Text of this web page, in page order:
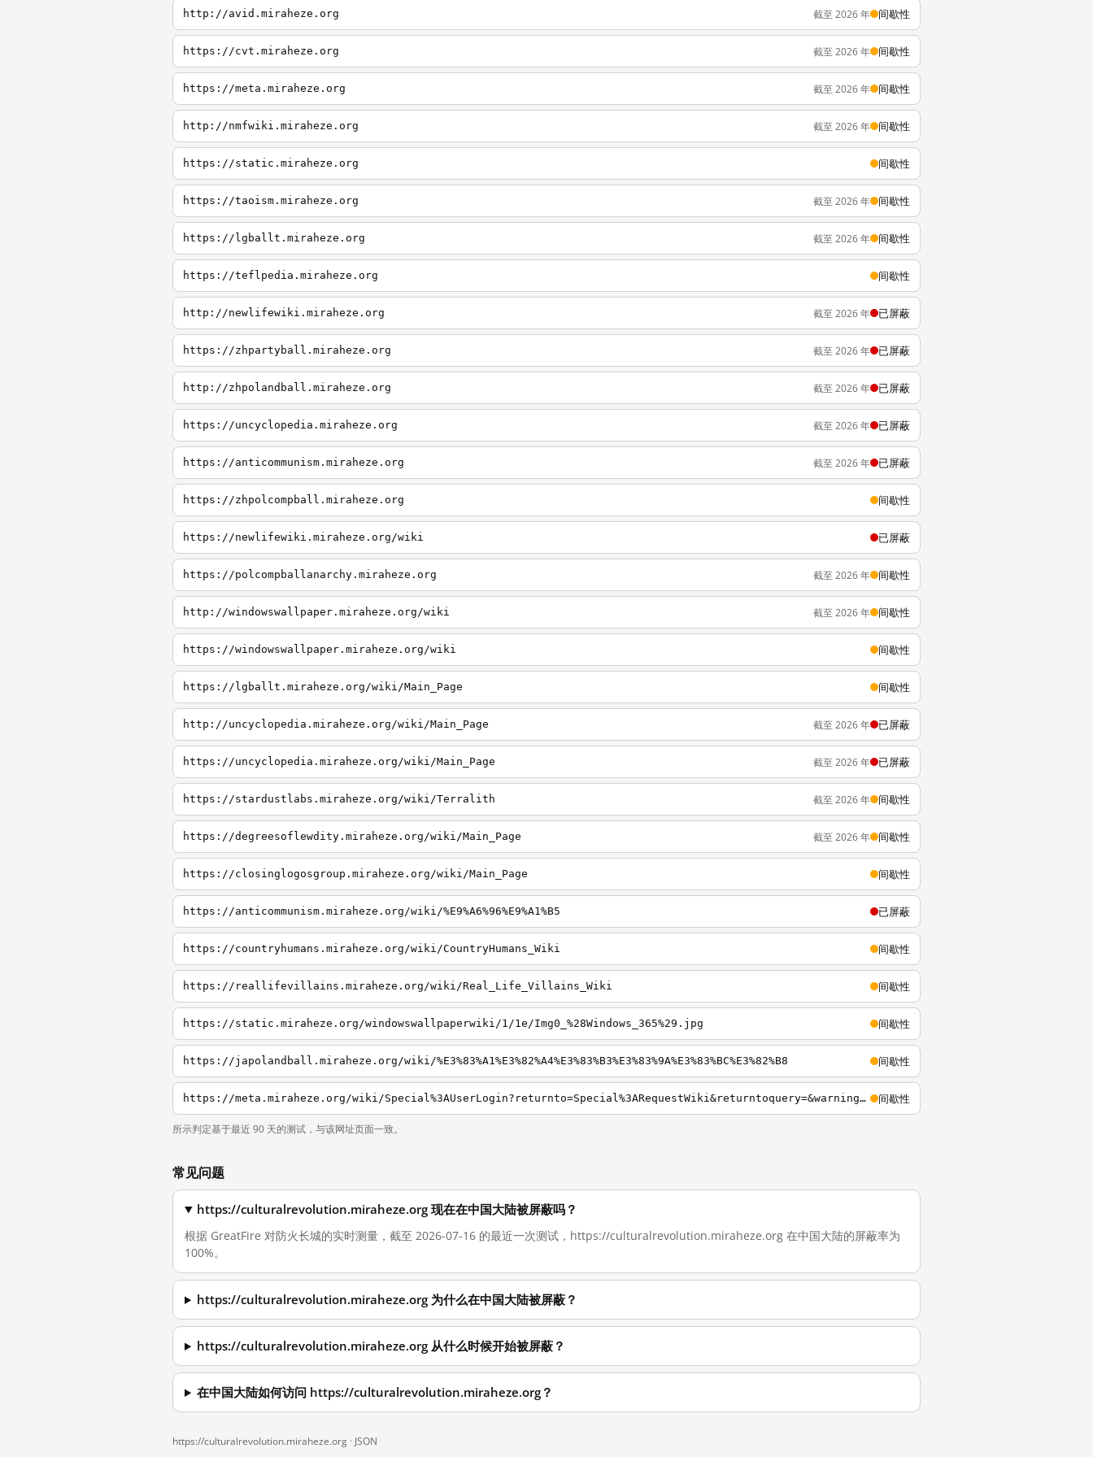
http://avid.miraheze.org 截至 2026 年 间歇性
https://cvt.miraheze.org 截至 2026 年 间歇性
https://meta.miraheze.org 截至 2026 年 间歇性
http://nmfwiki.miraheze.org 截至 2026 年 间歇性
https://static.miraheze.org 间歇性
https://taoism.miraheze.org 截至 2026 年 间歇性
https://lgballt.miraheze.org 截至 2026 年 间歇性
https://teflpedia.miraheze.org 间歇性
http://newlifewiki.miraheze.org 截至 2026 年 已屏蔽
https://zhpartyball.miraheze.org 截至 2026 年 已屏蔽
http://zhpolandball.miraheze.org 截至 2026 年 已屏蔽
https://uncyclopedia.miraheze.org 截至 2026 年 已屏蔽
https://anticommunism.miraheze.org 截至 2026 年 已屏蔽
https://zhpolcompball.miraheze.org 间歇性
https://newlifewiki.miraheze.org/wiki 已屏蔽
https://polcompballanarchy.miraheze.org 截至 2026 年 间歇性
http://windowswallpaper.miraheze.org/wiki 截至 2026 年 间歇性
https://windowswallpaper.miraheze.org/wiki 间歇性
https://lgballt.miraheze.org/wiki/Main_Page 间歇性
http://uncyclopedia.miraheze.org/wiki/Main_Page 截至 2026 年 已屏蔽
https://uncyclopedia.miraheze.org/wiki/Main_Page 截至 2026 年 已屏蔽
https://stardustlabs.miraheze.org/wiki/Terralith 截至 2026 年 间歇性
https://degreesoflewdity.miraheze.org/wiki/Main_Page 截至 2026 年 间歇性
https://closinglogosgroup.miraheze.org/wiki/Main_Page 间歇性
https://anticommunism.miraheze.org/wiki/%E9%A6%96%E9%A1%B5 已屏蔽
https://countryhumans.miraheze.org/wiki/CountryHumans_Wiki 间歇性
https://reallifevillains.miraheze.org/wiki/Real_Life_Villains_Wiki 间歇性
https://static.miraheze.org/windowswallpaperwiki/1/1e/Img0_%28Windows_365%29.jpg 间歇性
https://japolandball.miraheze.org/wiki/%E3%83%A1%E3%82%A4%E3%83%B3%E3%83%9A%E3%83%BC%E3%82%B8 间歇性
https://meta.miraheze.org/wiki/Special%3AUserLogin?returnto=Special%3ARequestWiki&returntoquery=&warning=requestwiki-notloggedin 间歇性
所示判定基于最近 90 天的测试，与该网址页面一致。
常见问题
https://culturalrevolution.miraheze.org 现在在中国大陆被屏蔽吗？
根据 GreatFire 对防火长城的实时测量，截至 2026-07-16 的最近一次测试，https://culturalrevolution.miraheze.org 在中国大陆的屏蔽率为
100%。
https://culturalrevolution.miraheze.org 为什么在中国大陆被屏蔽？
https://culturalrevolution.miraheze.org 从什么时候开始被屏蔽？
在中国大陆如何访问 https://culturalrevolution.miraheze.org？
https://culturalrevolution.miraheze.org · JSON